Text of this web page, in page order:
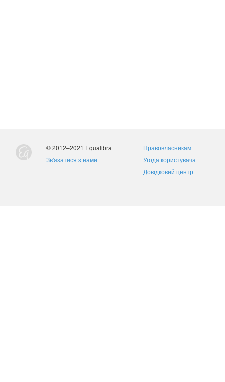
© 2012–2021 Equalibra
Зв'язатися з нами
Правовласникам
Угода користувача
Довідковий центр